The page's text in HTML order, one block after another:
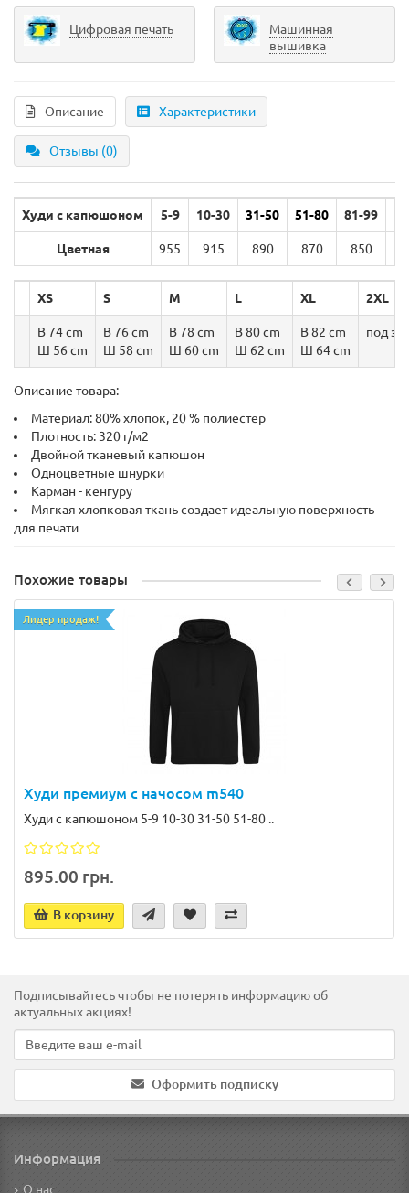
Цифровая печать
Машинная
вышивка
Описание Характеристики
Отзывы (0)
Худи с капюшоном 5-9 10-30 31-50 51-80 81-99
Цветная 955 915 890 870 850
XS S M L XL 2XL
В 74 cm
Ш 56 cm
В 76 cm
Ш 58 cm
В 78 cm
Ш 60 cm
В 80 cm
Ш 62 cm
В 82 cm
Ш 64 cm
под
Описание товара:
Материал: 80% хлопок, 20 % полиестер
Плотность: 320 г/м2
Двойной тканевый капюшон
Одноцветные шнурки
Карман - кенгуру
Мягкая хлопковая ткань создает идеальную поверхность
для печати
Похожие товары
Лидер продаж!
Худи премиум с начосом m540
Худи с капюшоном 5-9 10-30 31-50 51-80 ..
895.00 грн.
В корзину
Подписывайтесь чтобы не потерять информацию об
актуальных акциях!
Оформить подписку
Информация
О нас